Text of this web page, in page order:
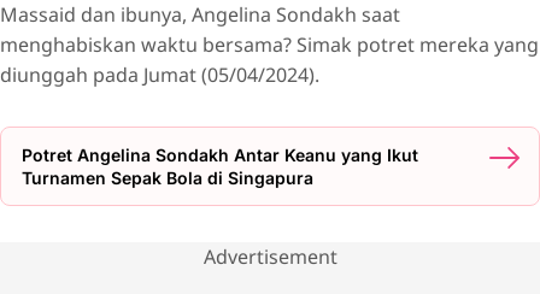
Massaid dan ibunya, Angelina Sondakh saat
menghabiskan waktu bersama? Simak potret mereka yang
diunggah pada Jumat (05/04/2024).
Potret Angelina Sondakh Antar Keanu yang Ikut
Turnamen Sepak Bola di Singapura
Advertisement